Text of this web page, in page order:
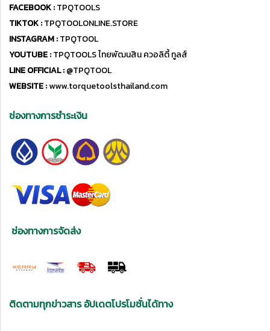
FACEBOOK :TPQTOOLS
TIKTOK :TPQTOOLONLINE.STORE
INSTAGRAM :TPQTOOL
YOUTUBE :TPQTOOLS ไทยพัฒนสิน ควอลิตี้ ทูลส์
LINE OFFICIAL :@TPQTOOL
WEBSITE :www.torquetoolsthailand.com
ช่องทางการชำระเงิน
ช่องทางการจัดส่ง
ติดตามทุกข่าวสาร อัปเดตโปรโมชั่นได้ทาง